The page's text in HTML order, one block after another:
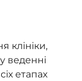
клініки,
веденні
етапах